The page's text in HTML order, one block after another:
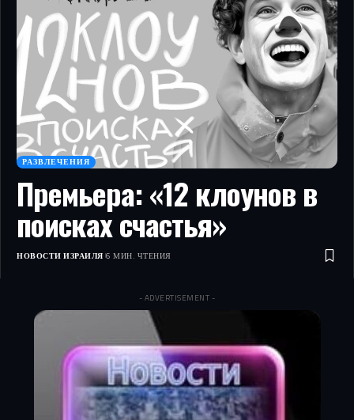
РАЗВЛЕЧЕНИЯ
Премьера: «12 клоунов в
поисках счастья»
НОВОСТИ ИЗРАИЛЯ 6 МИН. ЧТЕНИЯ
- ADVERTISEMENT -